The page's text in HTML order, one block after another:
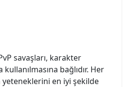
savaşları, karakter
bağlıdır. Her
en iyi şekilde